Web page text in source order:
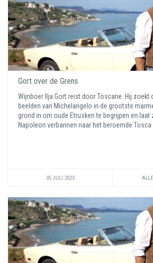
Gort over de Grens
Wijnboer Ilja Gort reist door Toscane. Hij zoekt
beelden van Michelangelo in de grootste
grond in om oude Etrusken te begrijpen en laat
Napoleon verbannen naar het beroemde Tosca
05 JULI 2023